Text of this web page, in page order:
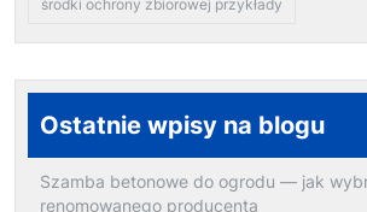
środki ochrony zbiorowej przykłady
Ostatnie wpisy na blogu
Szamba betonowe do ogrodu — jak
renomowanego producenta